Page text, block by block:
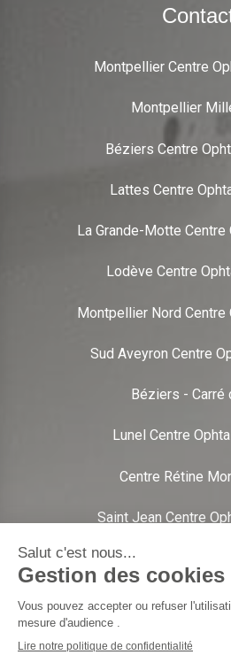
Montpellier Centre
Montpellier
Béziers Centre
Lattes Centre
La Grande-Motte
Lodève Centre
Montpellier Nord Centre
Sud Aveyron Centre
Béziers - Carré
Lunel Centre
Centre Rétine
Saint Jean Centre
Sète Centre